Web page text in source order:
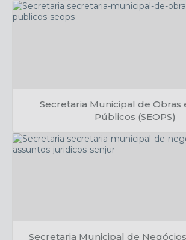
Secretaria Municipal de Obras
Públicos (SEOPS)
Secretaria Municipal de